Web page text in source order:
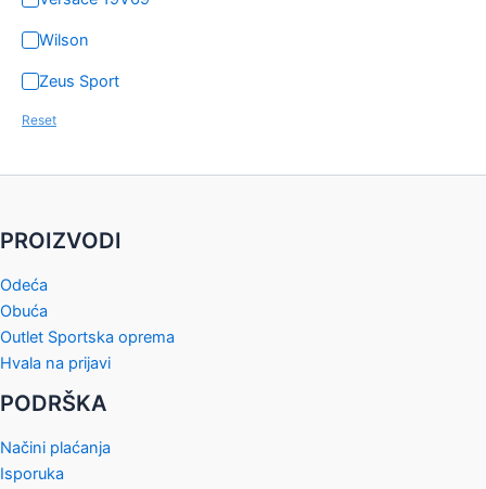
Wilson
Zeus Sport
Reset
PROIZVODI
Odeća
Obuća
Outlet Sportska oprema
Hvala na prijavi
PODRŠKA
Načini plaćanja
Isporuka